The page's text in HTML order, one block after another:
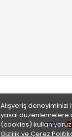
Alışveriş deneyiminizi
yasal düzenlemelere
(cookies)
Gizlilik ve Çerez